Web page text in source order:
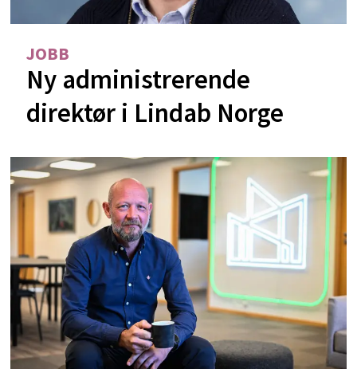
JOBB
Ny administrerende
direktør i Lindab Norge